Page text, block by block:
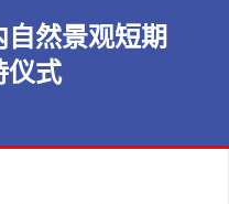
然景观短期
仪式